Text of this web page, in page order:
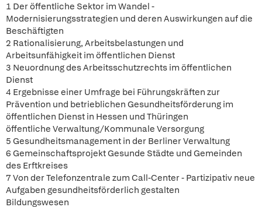
1 Der öffentliche Sektor im Wandel -
Modernisierungsstrategien und deren Auswirkungen auf die
Beschäftigten
2 Rationalisierung, Arbeitsbelastungen und
Arbeitsunfähigkeit im öffentlichen Dienst
3 Neuordnung des Arbeitsschutzrechts im öffentlichen
Dienst
4 Ergebnisse einer Umfrage bei Führungskräften zur
Prävention und betrieblichen Gesundheitsförderung im
öffentlichen Dienst in Hessen und Thüringen
öffentliche Verwaltung/Kommunale Versorgung
5 Gesundheitsmanagement in der Berliner Verwaltung
6 Gemeinschaftsprojekt Gesunde Städte und Gemeinden
des Erftkreises
7 Von der Telefonzentrale zum Call-Center - Partizipativ neue
Aufgaben gesundheitsförderlich gestalten
Bildungswesen